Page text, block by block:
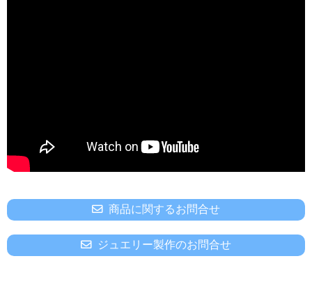
商品に関するお問合せ
ジュエリー製作のお問合せ